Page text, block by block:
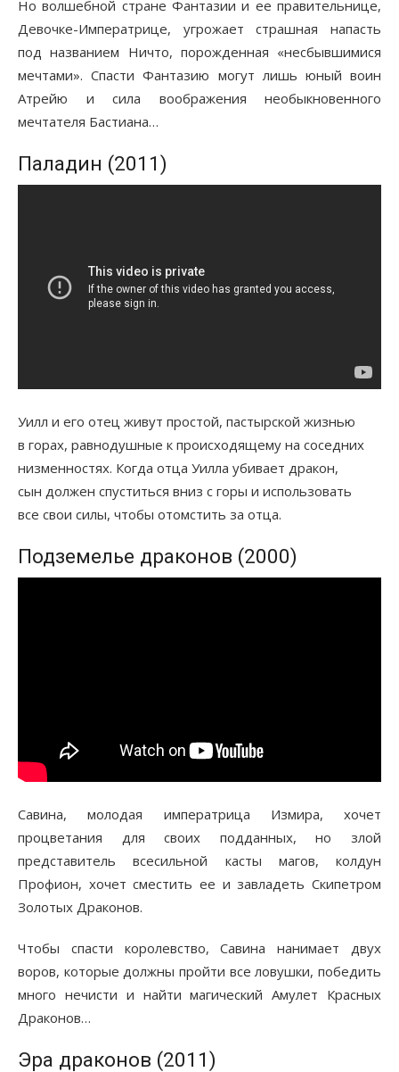
Но волшебной стране Фантазии и ее правительнице,
Девочке-Императрице, угрожает страшная напасть
под названием Ничто, порожденная «несбывшимися
мечтами». Спасти Фантазию могут лишь юный воин
Атрейю и сила воображения необыкновенного
мечтателя Бастиана…
Паладин (2011)
Уилл и его отец живут простой, пастырской жизнью
в горах, равнодушные к происходящему на соседних
низменностях. Когда отца Уилла убивает дракон,
сын должен спуститься вниз с горы и использовать
все свои силы, чтобы отомстить за отца.
Подземелье драконов (2000)
Савина, молодая императрица Измира, хочет
процветания для своих подданных, но злой
представитель всесильной касты магов, колдун
Профион, хочет сместить ее и завладеть Скипетром
Золотых Драконов.
Чтобы спасти королевство, Савина нанимает двух
воров, которые должны пройти все ловушки, победить
много нечисти и найти магический Амулет Красных
Драконов…
Эра драконов (2011)